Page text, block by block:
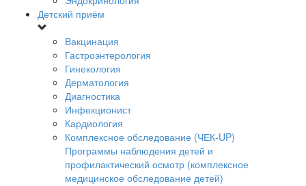
Детский приём
Вакцинация
Гастроэнтерология
Гинекология
Дерматология
Диагностика
Инфекционист
Кардиология
Комплексное обследование (ЧЕК-UP)
Программы наблюдения детей и
профилактический осмотр (комплексное
медицинское обследование детей)